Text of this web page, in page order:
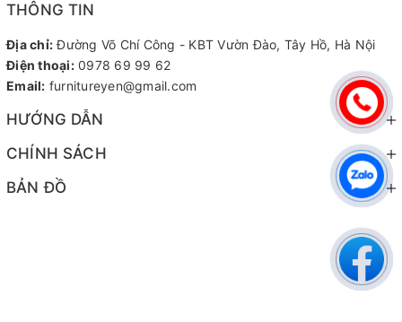
THÔNG TIN
Địa chỉ: Đường Võ Chí Công - KBT Vườn Đào, Tây Hồ, Hà Nội
Điện thoại: 0978 69 99 62
Email: furnitureyen@gmail.com
HƯỚNG DẪN
CHÍNH SÁCH
BẢN ĐỒ